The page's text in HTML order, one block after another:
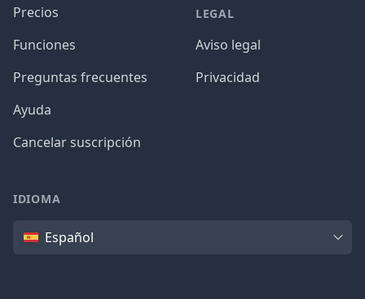
Precios
Funciones
Preguntas frecuentes
Ayuda
Cancelar suscripción
LEGAL
Aviso legal
Privacidad
IDIOMA
IdiomaEspañol